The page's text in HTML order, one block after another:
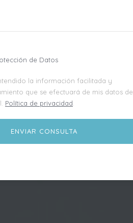
de Datos
la información facilitada y
que se efectuará de mis datos de
Política de privacidad